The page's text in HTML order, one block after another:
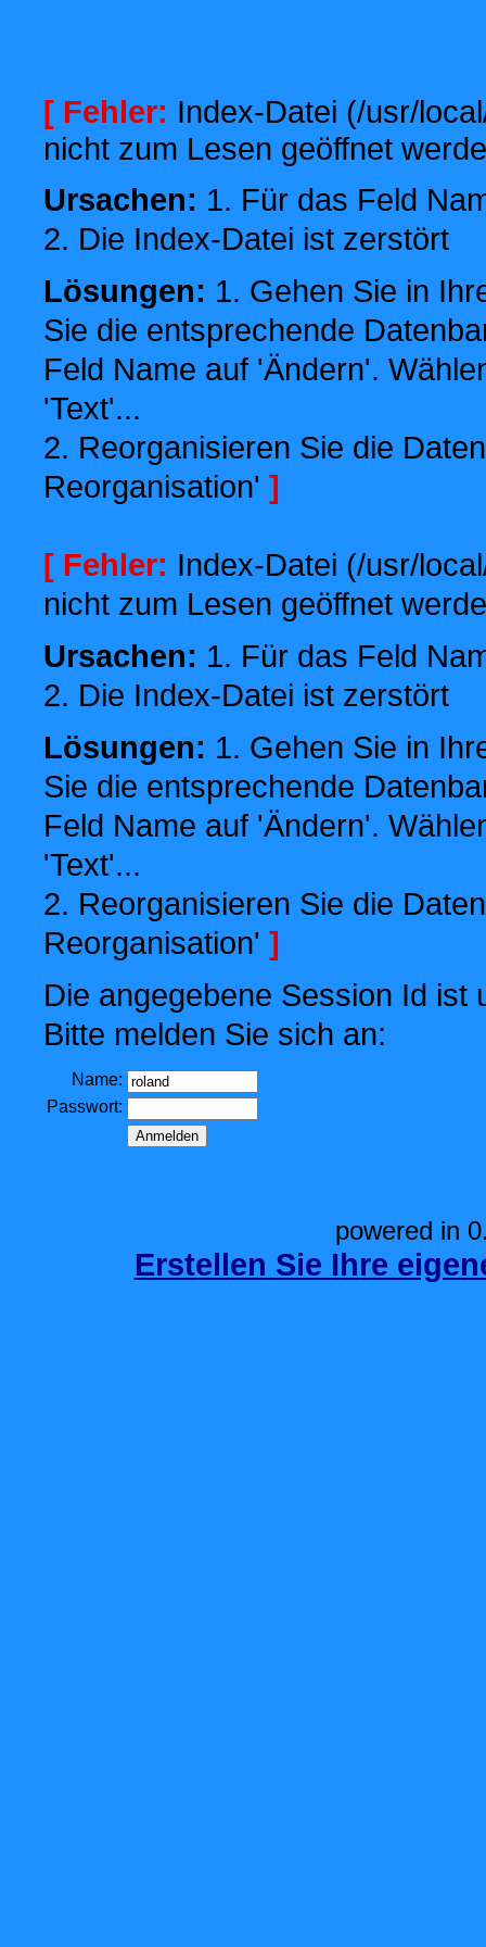
[ Fehler: Index-Datei (/usr/
nicht zum Lesen geöffnet
Ursachen: 1. Für das Feld
2. Die Index-Datei ist zerstört
Lösungen: 1. Gehen Sie in
Sie die entsprechende
Feld Name auf 'Ändern'.
'Text'...
2. Reorganisieren Sie die
Reorganisation' ]
[ Fehler: Index-Datei (/usr/
nicht zum Lesen geöffnet
Ursachen: 1. Für das Feld
2. Die Index-Datei ist zerstört
Lösungen: 1. Gehen Sie in
Sie die entsprechende
Feld Name auf 'Ändern'.
'Text'...
2. Reorganisieren Sie die
Reorganisation' ]
Die angegebene Session Id ist
Bitte melden Sie sich an:
Name:
Passwort:
powered in
Erstellen Sie Ihre